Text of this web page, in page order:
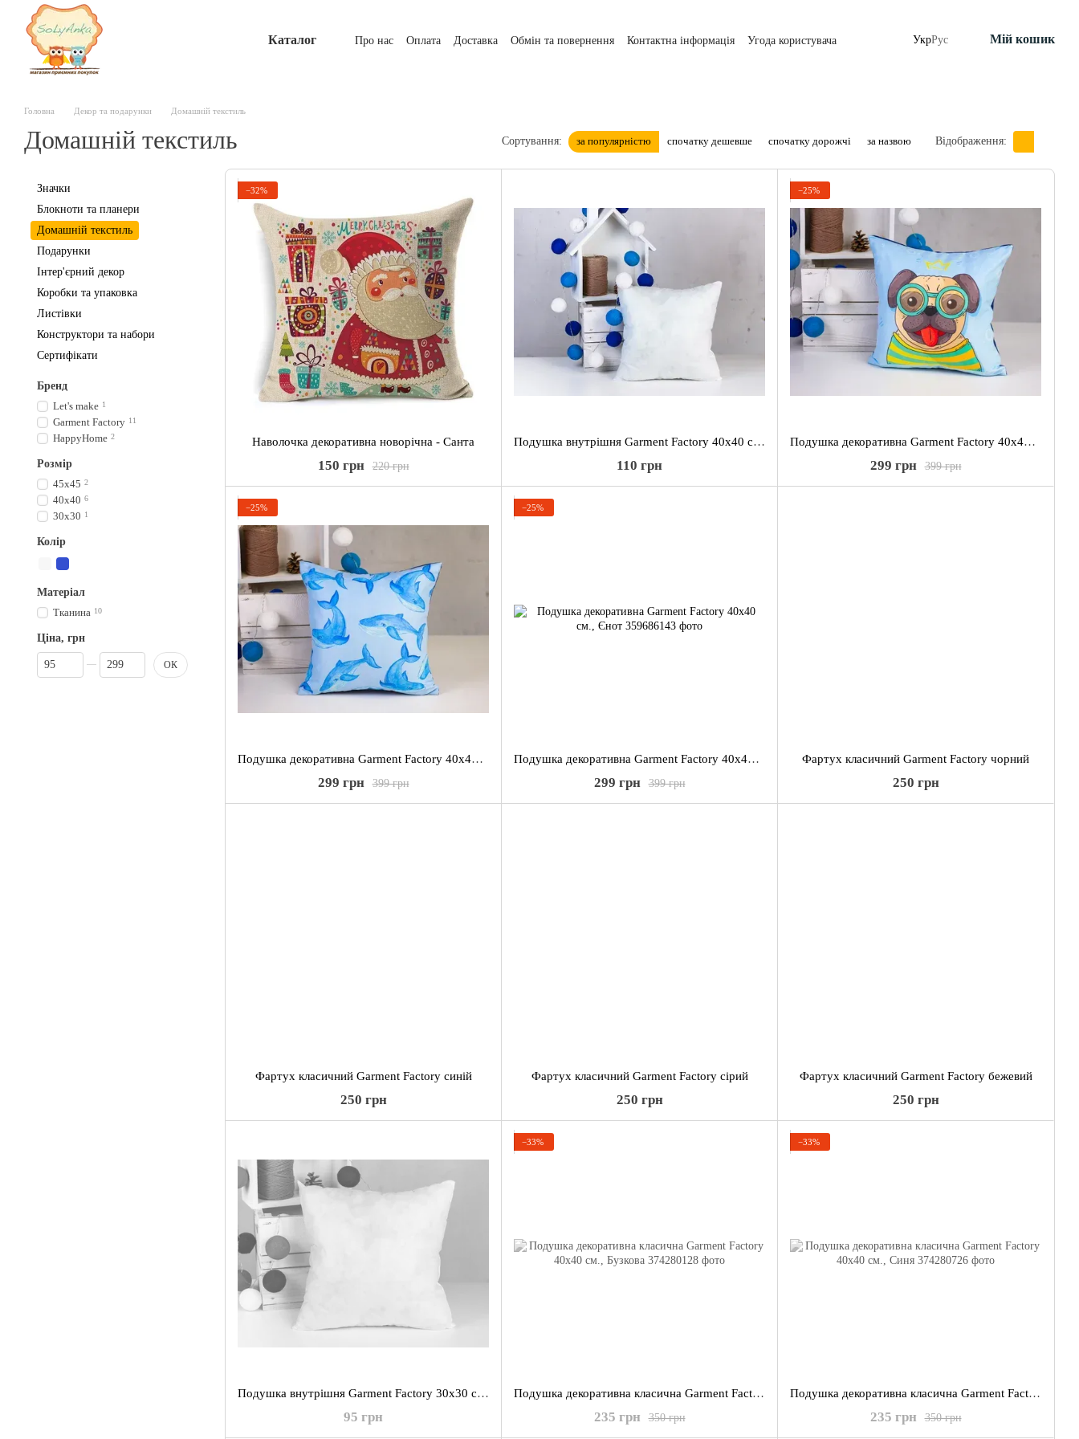
Перейти до основного контенту
Каталог Про нас Оплата Доставка Обмін та повернення Контактна інформація Угода користувача УкрРус Мій кошик
Головна Декор та подарунки Домашній текстиль
Домашній текстиль Сортування: за популярністю спочатку дешевше спочатку дорожчі за назвою Відображення:
−32%
Наволочка декоративна новорічна - Санта
220 грн
150 грн
Подушка внутрішня Garment Factory 40х40 см., 270 грам, біла.
110 грн
−25%
Подушка декоративна Garment Factory 40х40 см., Мопс Елтон
399 грн
299 грн
−25%
Подушка декоративна Garment Factory 40х40 см., Кити
399 грн
299 грн
−25%
Подушка декоративна Garment Factory 40х40 см., Єнот
399 грн
299 грн
Фартух класичний Garment Factory чорний
250 грн
Фартух класичний Garment Factory синій
250 грн
Фартух класичний Garment Factory сірий
250 грн
Фартух класичний Garment Factory бежевий
250 грн
Подушка внутрішня Garment Factory 30х30 см., 200 грам, біла.
95 грн
−33%
Подушка декоративна класична Garment Factory 40х40 см., Бузкова
350 грн
235 грн
−33%
Подушка декоративна класична Garment Factory 40х40 см., Синя
350 грн
235 грн
Значки
Блокноти та планери
Домашній текстиль
Подарунки
Інтер'єрний декор
Коробки та упаковка
Листівки
Конструктори та набори
Сертифікати
Бренд
Let's make 1
Garment Factory 11
HappyHome 2
Розмір
45x45 2
40x40 6
30x30 1
Колір
Матеріал
Тканина 10
Ціна, грн
Від Ціна, грн
До Ціна, грн
ОК